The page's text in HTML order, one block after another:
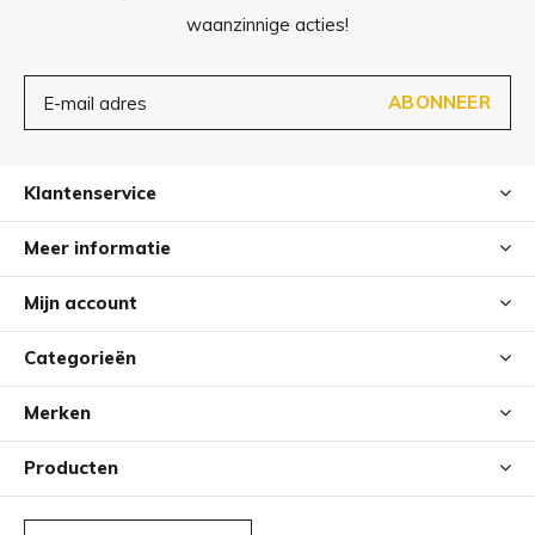
waanzinnige acties!
ABONNEER
Klantenservice
Meer informatie
Mijn account
Categorieën
Merken
Producten